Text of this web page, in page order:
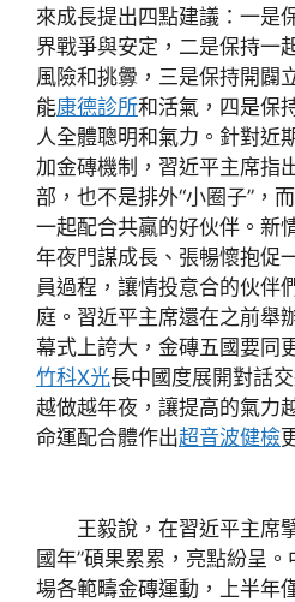
來成長提出四點建議：一是
界戰爭與安定，二是保持一
風險和挑釁，三是保持開闢
能康德診所和活氣，四是保
人全體聰明和氣力。針對近
加金磚機制，習近平主席指
部，也不是排外“小圈子”，
一起配合共贏的好伙伴。新
年夜門謀成長、張暢懷抱促
員過程，讓情投意合的伙伴
庭。習近平主席還在之前舉
幕式上誇大，金磚五國要同
竹科X光長中國度展開對話
越做越年夜，讓提高的氣力
命運配合體作出超音波健檢
王毅說，在習近平主席擘
國年”碩果累累，亮點紛呈
場各範疇金磚運動，上半年